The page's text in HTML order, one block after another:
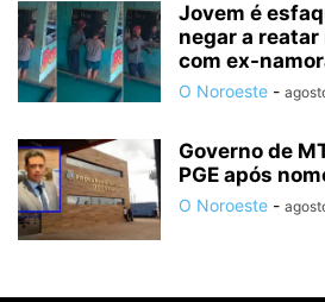
Jovem é
negar a
com ex-
O Noroeste -
Governo de
PGE após
O Noroeste -